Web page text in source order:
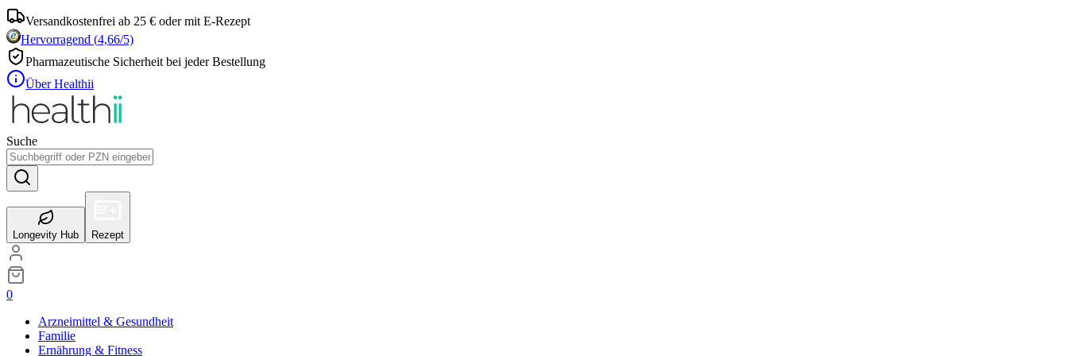
Versandkostenfrei ab 25 € oder mit E-Rezept
Hervorragend (4,66/5)
Pharmazeutische Sicherheit bei jeder Bestellung
Über Healthii
Suche
Longevity Hub Rezept
0
Arzneimittel & Gesundheit
Familie
Ernährung & Fitness